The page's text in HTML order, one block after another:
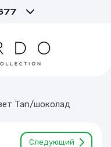
Tan/шоколад
Следующий